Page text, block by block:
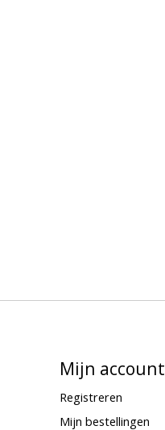
Mijn account
Registreren
Mijn bestellingen